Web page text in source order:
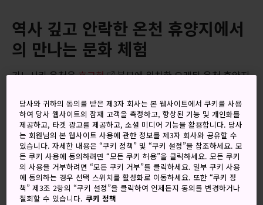
역사 깊고 안락한 온천 휴양지에서
의 만나는 문화 체험
기노사키 온천은효고현
북부에 위치한 오래된 온천 휴양지
놀이가 펼쳐지는 여름, 눈 내리는 겨울을 비롯해 계절별 하이
라이트가 펼쳐집니다. 기노사키 온천의 공식 웹사이트 '기노사
키 관광 정보
'에서 자세한 내용을 확인하세요.
놓치지 마세요
당사와 귀하의 동의를 받은 제3자 회사는 본 웹사이트에서 쿠키를 사용
하여 당사 웹사이트의 잠재 고객을 측정하고, 향상된 기능 및 개인화를
제공하고, 타겟 광고를 제공하고, 소셜 미디어 기능을 활용합니다. 당사
는 회원님의 본 웹사이트 사용에 관한 정보를 제3자 회사와 공유할 수
있습니다. 자세한 내용은 “쿠키 정책” 및 “쿠키 설정”을 참조하세요. 모
든 쿠키 사용에 동의하려면 “모든 쿠키 허용”을 클릭하세요. 모든 쿠키
의 사용을 거부하려면 “모든 쿠키 거부”를 클릭하세요. 일부 쿠키 사용
에 동의하는 경우 선택 스위치를 활성화로 이동하세요. 또한 “쿠키 정
책” 제3조 2항의 “쿠키 설정”을 클릭하여 언제든지 동의를 변경하거나
철회할 수 있습니다. 쿠키 정책